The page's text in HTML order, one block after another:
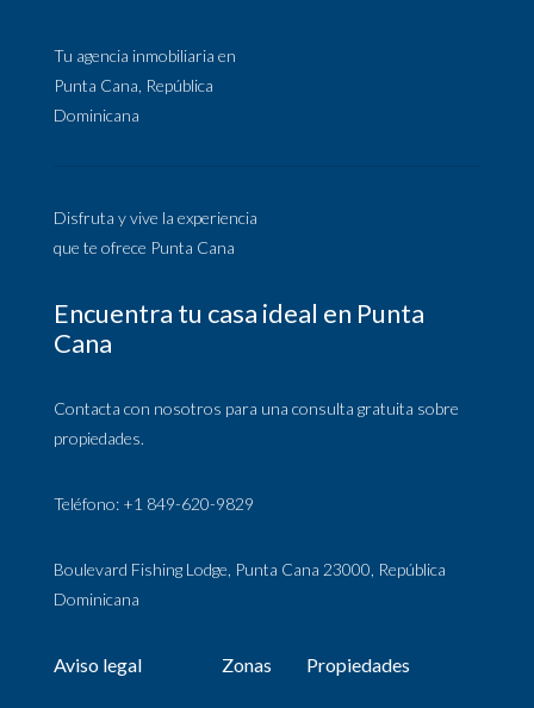
Tu agencia inmobiliaria en
Punta Cana, República
Dominicana
Disfruta y vive la experiencia
que te ofrece Punta Cana
Encuentra tu casa ideal en Punta
Cana
Contacta con nosotros para una consulta gratuita sobre
propiedades.
Teléfono: +1 849-620-9829
Boulevard Fishing Lodge, Punta Cana 23000, República
Dominicana
Aviso legal Zonas Propiedades